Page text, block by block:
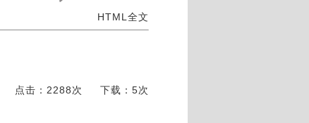
HTML全文
点击：2288次
下载：5次